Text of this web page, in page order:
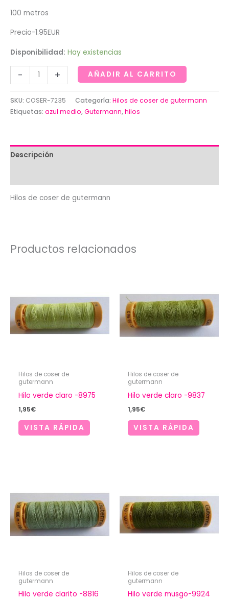
100 metros
Precio-1.95EUR
Disponibilidad: Hay existencias
-
azul
medio
oscuro-
+ AÑADIR AL CARRITO
SKU: COSER-7235 Categoría: Hilos de coser de gutermann
Etiquetas: azul medio,Gutermann,hilos
Descripción
Hilos de coser de gutermann
Productos relacionados
Hilos de coser de
gutermann
Hilo verde claro -8975
1,95€
VISTA RÁPIDA
Hilos de coser de
gutermann
Hilo verde claro -9837
1,95€
VISTA RÁPIDA
Hilos de coser de
gutermann
Hilo verde clarito -8816
Hilos de coser de
gutermann
Hilo verde musgo-9924